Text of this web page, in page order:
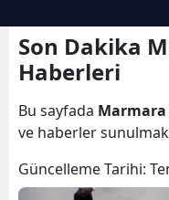
Son Dakika
Haberleri
Bu sayfada Marmara
ve haberler
Güncelleme Tarihi: